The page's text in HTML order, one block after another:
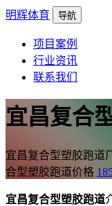
明辉体育 导航
项目案例
行业资讯
联系我们
宜昌复合
宜昌复合型塑胶跑道
合型塑胶跑道价格
宜昌复合型塑胶跑道